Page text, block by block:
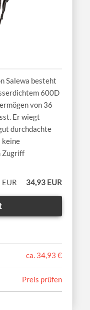
Salewa besteht
600D
von 36
Er wiegt
durchdachte
keine
Zugriff
34,93 EUR
ca. 34,93 €
Preis prüfen